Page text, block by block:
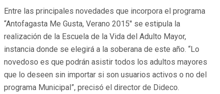
Entre las principales novedades que incorpora el programa
“Antofagasta Me Gusta, Verano 2015″ se estipula la
realización de la Escuela de la Vida del Adulto Mayor,
instancia donde se elegirá a la soberana de este año. “Lo
novedoso es que podrán asistir todos los adultos mayores
que lo deseen sin importar si son usuarios activos o no del
programa Municipal”, precisó el director de Dideco.